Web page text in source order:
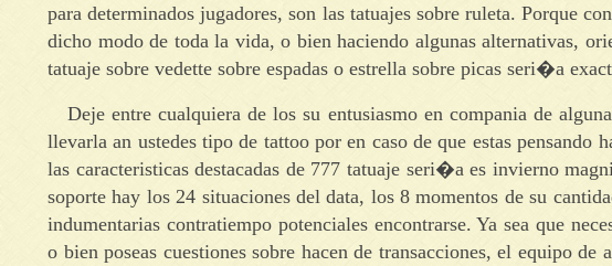
para determinados jugadores, son las tatuajes sobre ruleta. Porque
dicho modo de toda la vida, o bien haciendo algunas alternativas,
tatuaje sobre vedette sobre espadas o estrella sobre picas seri�a
Deje entre cualquiera de los su entusiasmo en compania de
llevarla an ustedes tipo de tattoo por en caso de que estas
las caracteristicas destacadas de 777 tatuaje seri�a es invierno
soporte hay los 24 situaciones del data, los 8 momentos de su
indumentarias contratiempo potenciales encontrarse. Ya sea que
o bien poseas cuestiones sobre hacen de transacciones, el equipo